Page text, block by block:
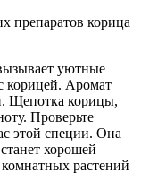
препаратов корица
уютные
корицей. Аромат
Щепотка корицы,
Проверьте
этой специи. Она
хорошей
растений